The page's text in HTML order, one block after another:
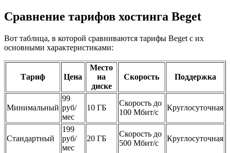
Сравнение тарифов хостинга Beget
Вот таблица, в которой сравниваются тарифы Beget с их
основными характеристиками:
Тариф Цена
Место
на
диске
Скорость Поддержка
Минимальный
99
руб/
мес
10 ГБ
Скорость до
100 Мбит/с
Круглосуточная
Стандартный
199
руб/
мес
20 ГБ
Скорость до
500 Мбит/с
Круглосуточная